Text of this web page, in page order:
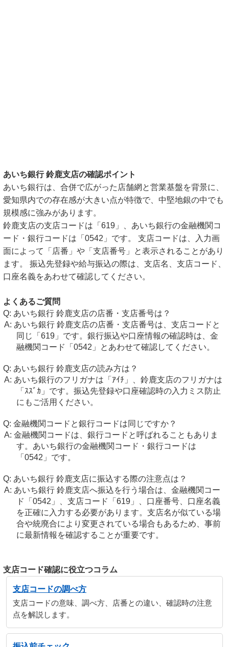
あいち銀行 鈴鹿支店の確認ポイント
あいち銀行は、合併で広がった店舗網と営業基盤を背景に、
愛知県内での存在感が大きい点が特徴で、中堅地銀の中でも
規模感に強みがあります。
鈴鹿支店の支店コードは「619」、あいち銀行の金融機関コ
ード・銀行コードは「0542」です。 支店コードは、入力画
面によって「店番」や「支店番号」と表示されることがあり
ます。 振込先登録や給与振込の際は、支店名、支店コード、
口座名義をあわせて確認してください。
よくあるご質問
あいち銀行 鈴鹿支店の店番・支店番号は？
あいち銀行 鈴鹿支店の店番・支店番号は、支店コードと
同じ「619」です。銀行振込や口座情報の確認時は、金
融機関コード「0542」とあわせて確認してください。
あいち銀行 鈴鹿支店の読み方は？
あいち銀行のフリガナは「ｱｲﾁ」、鈴鹿支店のフリガナは
「ｽｽﾞｶ」です。振込先登録や口座確認時の入力ミス防止
にもご活用ください。
金融機関コードと銀行コードは同じですか？
金融機関コードは、銀行コードと呼ばれることもありま
す。あいち銀行の金融機関コード・銀行コードは
「0542」です。
あいち銀行 鈴鹿支店に振込する際の注意点は？
あいち銀行 鈴鹿支店へ振込を行う場合は、金融機関コー
ド「0542」、支店コード「619」、口座番号、口座名義
を正確に入力する必要があります。支店名が似ている場
合や統廃合により変更されている場合もあるため、事前
に最新情報を確認することが重要です。
支店コード確認に役立つコラム
支店コードの調べ方
支店コードの意味、調べ方、店番との違い、確認時の注意
点を解説します。